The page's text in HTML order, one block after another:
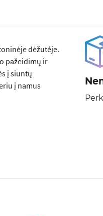
dėžutėje.
pažeidimų ir
į siuntų
į namus